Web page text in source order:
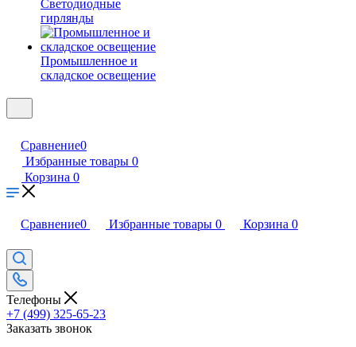
Светодиодные
гирлянды
Промышленное и
складское освещение
Сравнение0
Избранные товары 0
Корзина 0
Сравнение0 Избранные товары 0 Корзина 0
Телефоны
+7 (499) 325-65-23
Заказать звонок